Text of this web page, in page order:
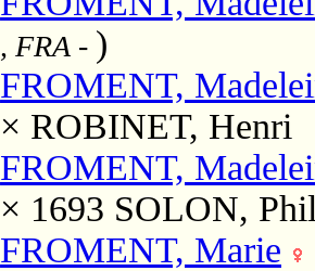
, FRA - )
FROMENT,
× ROBINET, Henri
FROMENT,
× 1693 SOLON,
FROMENT, Marie